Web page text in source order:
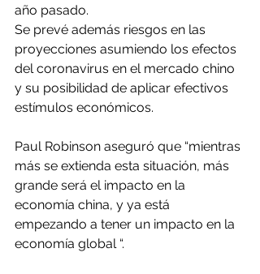
año pasado.
Se prevé además riesgos en las
proyecciones asumiendo los efectos
del coronavirus en el mercado chino
y su posibilidad de aplicar efectivos
estímulos económicos.
Paul Robinson aseguró que “mientras
más se extienda esta situación, más
grande será el impacto en la
economía china, y ya está
empezando a tener un impacto en la
economía global “.